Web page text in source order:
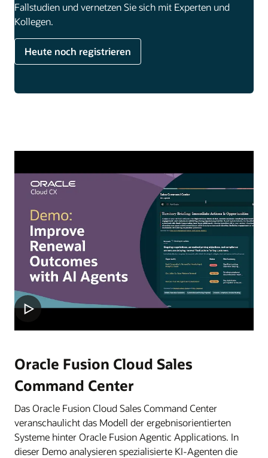
Fallstudien und vernetzen Sie sich mit Experten und
Kollegen.
Heute noch registrieren
Oracle Fusion Cloud Sales
Command Center
Das Oracle Fusion Cloud Sales Command Center
veranschaulicht das Modell der ergebnisorientierten
Systeme hinter Oracle Fusion Agentic Applications. In
dieser Demo analysieren spezialisierte KI-Agenten die